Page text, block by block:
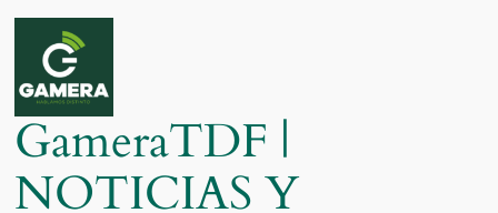
Saltar
contenido
GameraTDF |
NOTICIAS Y